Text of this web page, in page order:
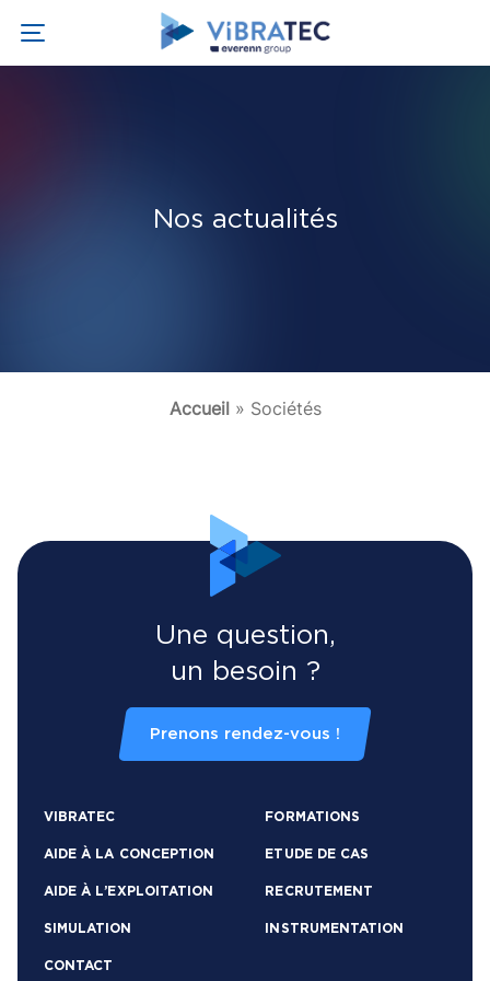
Nos actualités
Accueil » Sociétés
Une question,
un besoin ?
Prenons rendez-vous !
VIBRATEC FORMATIONS
AIDE À LA CONCEPTION ETUDE DE CAS
AIDE À L’EXPLOITATION RECRUTEMENT
SIMULATION INSTRUMENTATION
CONTACT